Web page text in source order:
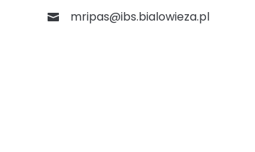
mripas@ibs.bialowieza.pl